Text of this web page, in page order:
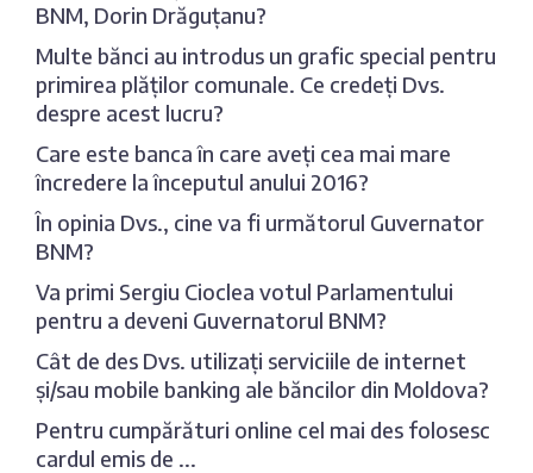
BNM, Dorin Drăguțanu?
Multe bănci au introdus un grafic special pentru
primirea plăților comunale. Ce credeți Dvs.
despre acest lucru?
Care este banca în care aveți cea mai mare
încredere la începutul anului 2016?
În opinia Dvs., cine va fi următorul Guvernator
BNM?
Va primi Sergiu Cioclea votul Parlamentului
pentru a deveni Guvernatorul BNM?
Cât de des Dvs. utilizați serviciile de internet
și/sau mobile banking ale băncilor din Moldova?
Pentru cumpărături online cel mai des folosesc
cardul emis de ...